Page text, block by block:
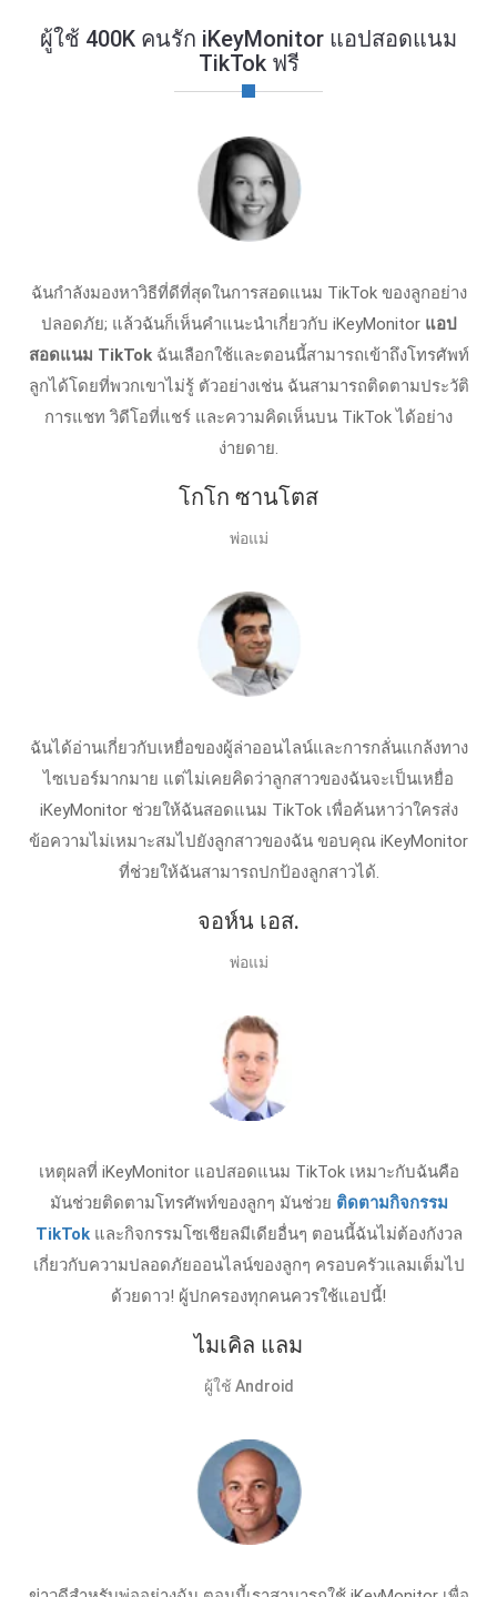
ผู้ใช้ 400K คนรัก iKeyMonitor แอปสอดแนม
TikTok ฟรี
ฉันกำลังมองหาวิธีที่ดีที่สุดในการสอดแนม TikTok ของลูกอย่าง
ปลอดภัย; แล้วฉันก็เห็นคำแนะนำเกี่ยวกับ iKeyMonitor แอป
สอดแนม TikTokฉันเลือกใช้และตอนนี้สามารถเข้าถึงโทรศัพท์
ลูกได้โดยที่พวกเขาไม่รู้ ตัวอย่างเช่น ฉันสามารถติดตามประวัติ
การแชท วิดีโอที่แชร์ และความคิดเห็นบน TikTok ได้อย่าง
ง่ายดาย.
โกโก ซานโตส
พ่อแม่
ฉันได้อ่านเกี่ยวกับเหยื่อของผู้ล่าออนไลน์และการกลั่นแกล้งทาง
ไซเบอร์มากมาย แต่ไม่เคยคิดว่าลูกสาวของฉันจะเป็นเหยื่อ
iKeyMonitor ช่วยให้ฉันสอดแนม TikTok เพื่อค้นหาว่าใครส่ง
ข้อความไม่เหมาะสมไปยังลูกสาวของฉัน ขอบคุณ iKeyMonitor
ที่ช่วยให้ฉันสามารถปกป้องลูกสาวได้.
จอห์น เอส.
พ่อแม่
เหตุผลที่ iKeyMonitor แอปสอดแนม TikTok เหมาะกับฉันคือ
มันช่วยติดตามโทรศัพท์ของลูกๆ มันช่วย ติดตามกิจกรรม
TikTokและกิจกรรมโซเชียลมีเดียอื่นๆ ตอนนี้ฉันไม่ต้องกังวล
เกี่ยวกับความปลอดภัยออนไลน์ของลูกๆ ครอบครัวแลมเต็มไป
ด้วยดาว! ผู้ปกครองทุกคนควรใช้แอปนี้!
ไมเคิล แลม
ผู้ใช้ Android